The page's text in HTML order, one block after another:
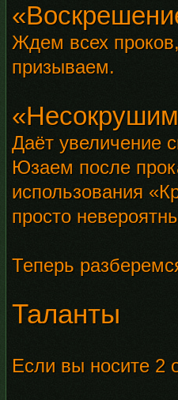
Ждем всех
призываем.
Даёт увеличение
Юзаем после
использования
просто
Теперь
Таланты
Если вы носите 2